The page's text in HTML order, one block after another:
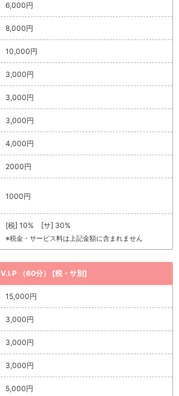
6,000円
8,000円
10,000円
3,000円
3,000円
3,000円
4,000円
2000円
1000円
[税] 10% [サ] 30%
※税金・サービス料は上記金額に含まれません
V.I.P （60分） [税・サ別]
15,000円
3,000円
3,000円
3,000円
5,000円